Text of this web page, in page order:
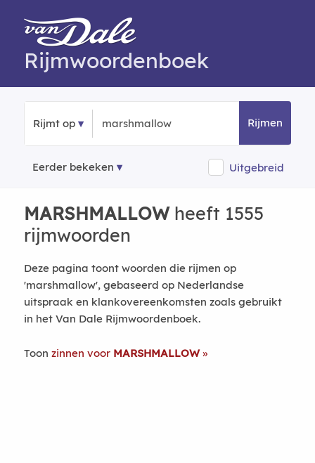
Rijmwoordenboek
Rijmt op Rijmen
Eerder bekeken Uitgebreid
MARSHMALLOWheeft 1555
rijmwoorden
Deze pagina toont woorden die rijmen op
'marshmallow', gebaseerd op Nederlandse
uitspraak en klankovereenkomsten zoals gebruikt
in het Van Dale Rijmwoordenboek.
Toon zinnen voor MARSHMALLOW